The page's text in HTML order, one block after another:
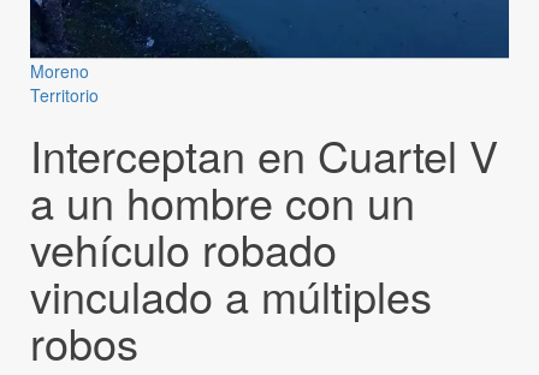
Moreno
Territorio
Interceptan en Cuartel V
a un hombre con un
vehículo robado
vinculado a múltiples
robos